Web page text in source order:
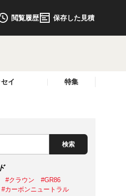
閲覧履歴 保存した見積
イ 特集
検索
#クラウン
#GR86
#カーボンニュートラル